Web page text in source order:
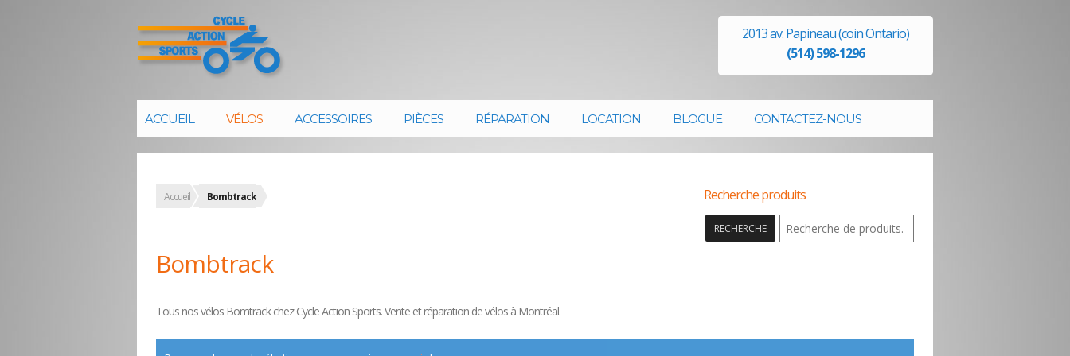
2013 av. Papineau (coin Ontario)
(514) 598-1296
ACCUEIL VÉLOS ACCESSOIRES PIÈCES RÉPARATION LOCATION BLOGUE CONTACTEZ-NOUS
Recherche produits
RECHERCHE
Accueil Bombtrack
Bombtrack
Tous nos vélos Bomtrack chez Cycle Action Sports. Vente et réparation de vélos à Montréal.